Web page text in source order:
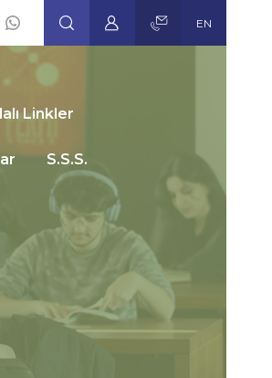
EN
Linkler
S.S.S.